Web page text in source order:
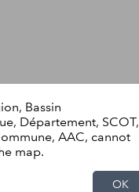
Bassin
Département, SCOT,
AAC, cannot
map.
OK